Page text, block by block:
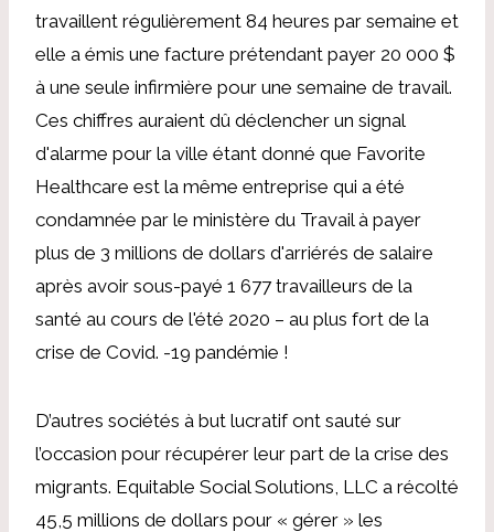
travaillent régulièrement 84 heures par semaine et
elle a émis une facture prétendant payer 20 000 $
à une seule infirmière pour une semaine de travail.
Ces chiffres auraient dû déclencher un signal
d'alarme pour la ville étant donné que Favorite
Healthcare est la même entreprise qui a été
condamnée par le ministère du Travail à payer
plus de 3 millions de dollars d'arriérés de salaire
après avoir sous-payé 1 677 travailleurs de la
santé au cours de l'été 2020 – au plus fort de la
crise de Covid. -19 pandémie !
D’autres sociétés à but lucratif ont sauté sur
l’occasion pour récupérer leur part de la crise des
migrants. Equitable Social Solutions, LLC a récolté
45,5 millions de dollars pour « gérer » les